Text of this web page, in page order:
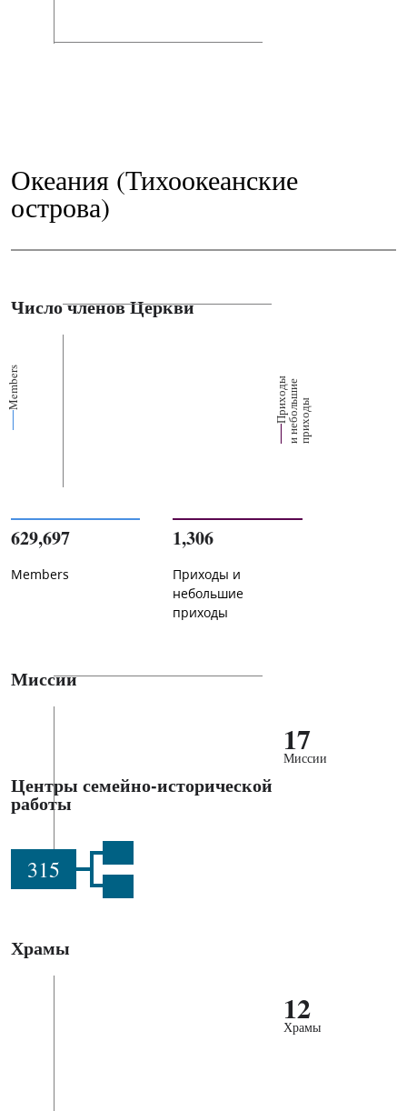
Океания (Тихоокеанские
острова)
Число членов Церкви
Members П
р
их
о
д
ы
и
н
е
б
о
ль
ш
ие
п
р
и
х
о
ды
629,697
Members
1,306
Приходы и
небольшие
приходы
Миссии
17
Миссии
Центры семейно-исторической
работы
315
Храмы
12
Храмы